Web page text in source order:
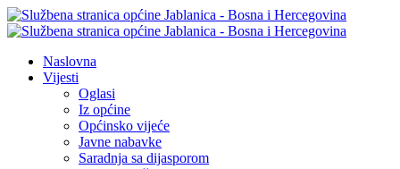
Naslovna
Vijesti
Oglasi
Iz općine
Općinsko vijeće
Javne nabavke
Saradnja sa dijasporom